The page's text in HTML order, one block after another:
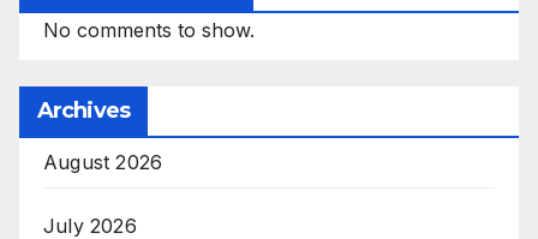
No comments to show.
Archives
August 2026
July 2026